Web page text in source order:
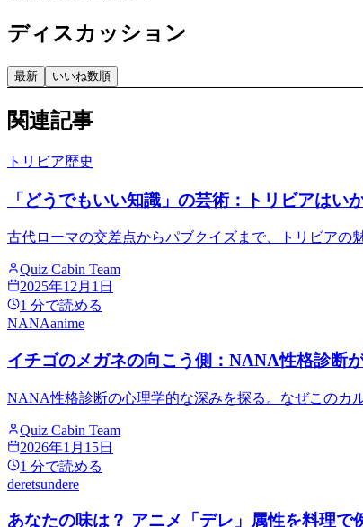
ディスカッション
最新 いいね数順
関連記事
トリビア歴史
「どうでもいい知識」の芸術：トリビアはい
古代ローマの交差点からパブクイズまで、トリビアの
Quiz Cabin Team
2025年12月1日
1 分で読める
NANAanime
イチゴのメガネの向こう側：NANA性格診断
NANA性格診断の心理学的な深みを探る。なぜこのカ
Quiz Cabin Team
2026年1月15日
1 分で読める
deretsundere
あなたの味は？ アニメ「デレ」属性を料理で